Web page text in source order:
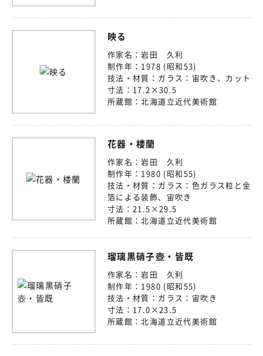
映る
作家名：岩田 久利
制作年： 1978 (昭和53)
技法・材質： ガラス：宙吹き、カット
寸法： 17.2×30.5
所蔵館： 北海道立近代美術館
花器・楼蘭
作家名：岩田 久利
制作年： 1980 (昭和55)
技法・材質： ガラス：色ガラス粒と金
箔による装飾、宙吹き
寸法： 21.5×29.5
所蔵館： 北海道立近代美術館
瑠璃黒硝子壺・皆既
作家名：岩田 久利
制作年： 1980 (昭和55)
技法・材質： ガラス：宙吹き
寸法： 17.0×23.5
所蔵館： 北海道立近代美術館